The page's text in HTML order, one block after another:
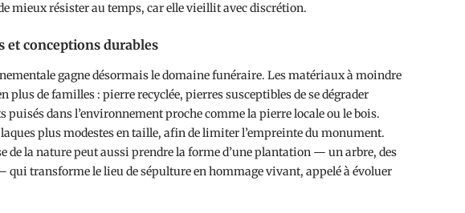
mieux résister au temps, car elle vieillit avec discrétion.
et conceptions durables
gagne désormais le domaine funéraire. Les matériaux à moindre
plus de familles : pierre recyclée, pierres susceptibles de se dégrader
puisés dans l’environnement proche comme la pierre locale ou le bois.
plus modestes en taille, afin de limiter l’empreinte du monument.
de la nature peut aussi prendre la forme d’une plantation — un arbre, des
qui transforme le lieu de sépulture en hommage vivant, appelé à évoluer